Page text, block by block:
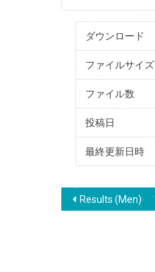
ダウンロード
ファイルサイズ
ファイル数
投稿日
最終更新日時
投Results (Men)